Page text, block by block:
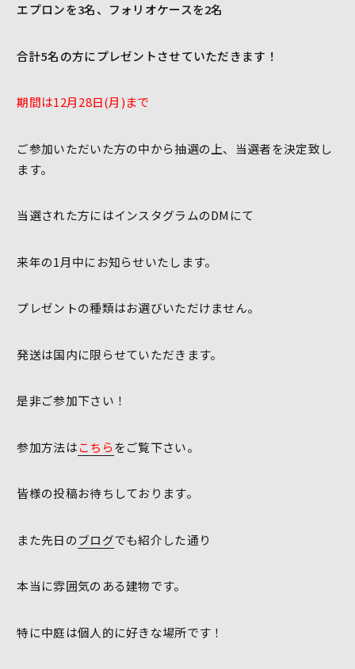
エプロンを3名、フォリオケースを2名
合計5名の方にプレゼントさせていただきます！
期間は12月28日(月)まで
ご参加いただいた方の中から抽選の上、当選者を決定致し
ます。
当選された方にはインスタグラムのDMにて
来年の1月中にお知らせいたします。
プレゼントの種類はお選びいただけません。
発送は国内に限らせていただきます。
是非ご参加下さい！
参加方法はこちらをご覧下さい。
皆様の投稿お待ちしております。
また先日のブログでも紹介した通り
本当に雰囲気のある建物です。
特に中庭は個人的に好きな場所です！